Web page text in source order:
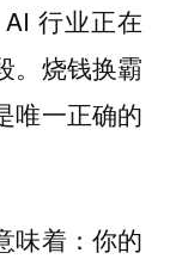
行业正在
。烧钱换霸
唯一正确的
着： 你的